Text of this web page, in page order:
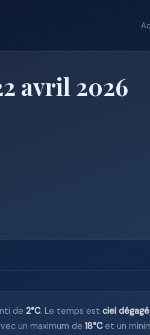
avril 2026
de 2°C. Le temps est ciel dégagé
un maximum de 18°Cet un